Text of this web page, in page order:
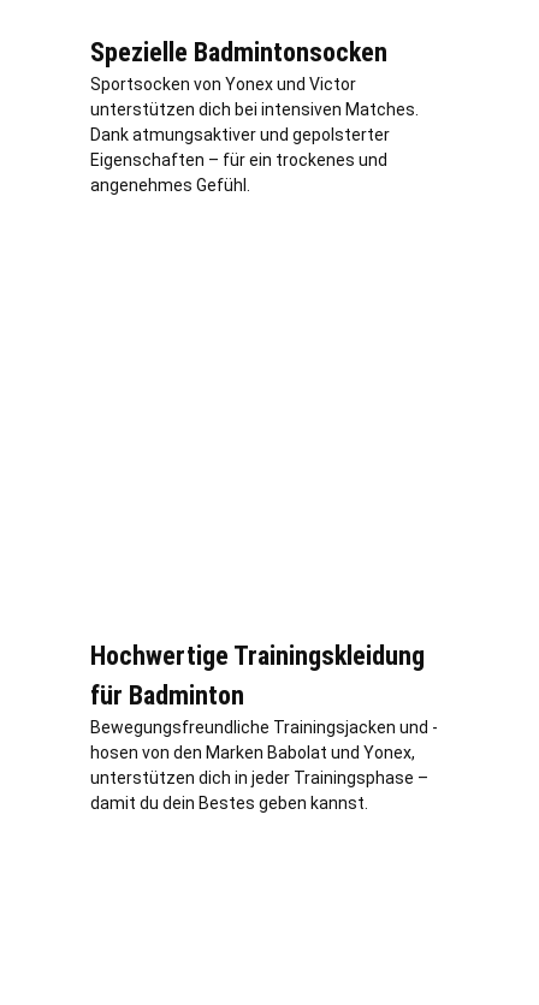
Spezielle Badmintonsocken
Sportsocken von Yonex und Victor
unterstützen dich bei intensiven Matches.
Dank atmungsaktiver und gepolsterter
Eigenschaften – für ein trockenes und
angenehmes Gefühl.
Hochwertige Trainingskleidung
für Badminton
Bewegungsfreundliche Trainingsjacken und -
hosen von den Marken Babolat und Yonex,
unterstützen dich in jeder Trainingsphase –
damit du dein Bestes geben kannst.